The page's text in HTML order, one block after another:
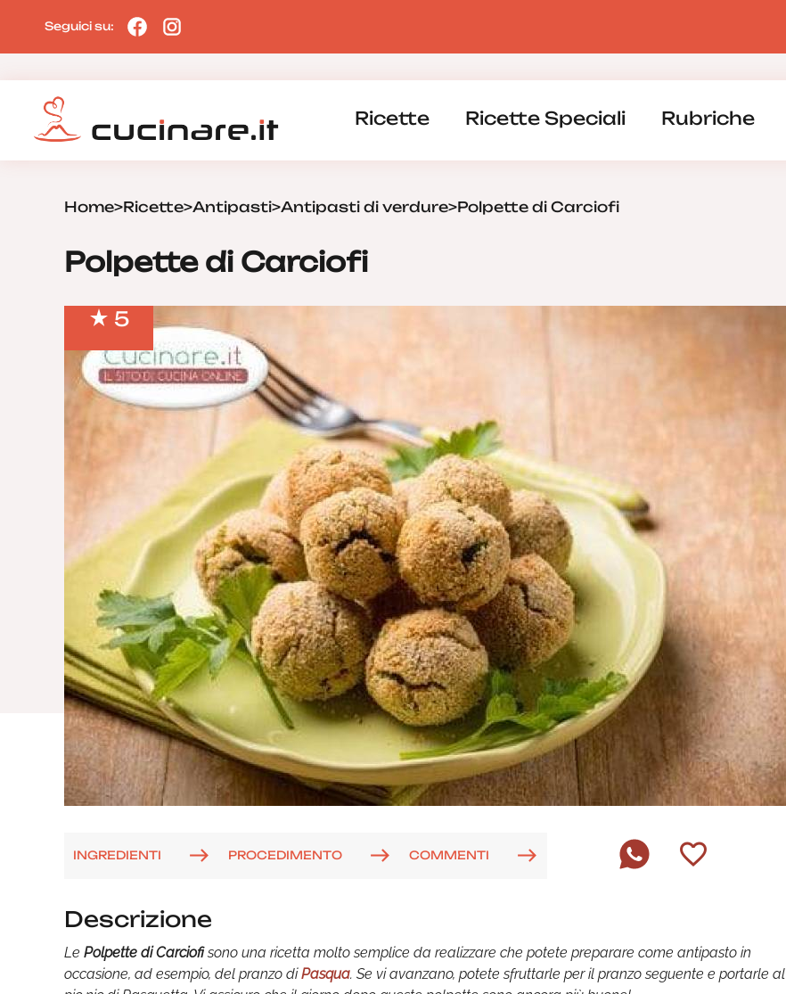
Seguici su:
Ricette Ricette Speciali Rubriche
Home>Ricette>Antipasti>Antipasti di verdure>Polpette di Carciofi
Polpette di Carciofi
5
INGREDIENTI PROCEDIMENTO COMMENTI
Descrizione
Le Polpette di Carciofi sono una ricetta molto semplice da realizzare che potete preparare come antipasto in
occasione, ad esempio, del pranzo diPasqua. Se vi avanzano, potete sfruttarle per il pranzo seguente e portarle al